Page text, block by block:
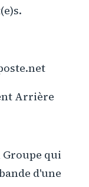
Arrière
Groupe qui
d'une